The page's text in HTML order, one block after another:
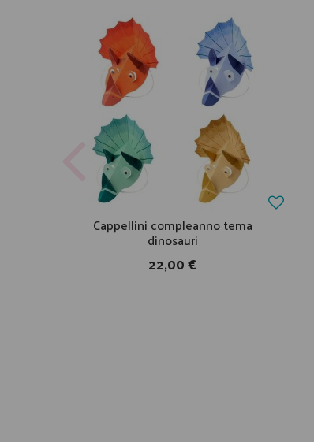
Cappellini compleanno tema
dinosauri
22,00 €